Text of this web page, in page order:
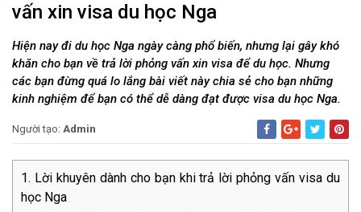
vấn xin visa du học Nga
Hiện nay đi du học Nga ngày càng phổ biến, nhưng lại gây khó
khăn cho bạn về trả lời phỏng vấn xin visa để du học. Nhưng
các bạn đừng quá lo lắng bài viết này chia sẻ cho bạn những
kinh nghiệm để bạn có thể dễ dàng đạt được visa du học Nga.
Người tạo: Admin
Lời khuyên dành cho bạn khi trả lời phỏng vấn visa du
học Nga